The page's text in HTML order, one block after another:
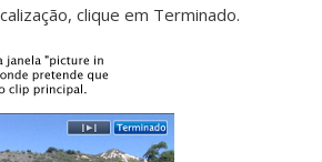
clique em Terminado.